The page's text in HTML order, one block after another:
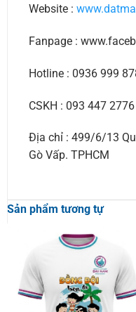
Website :
Fanpage :
Hotline : 0936 999
CSKH : 093 447
Địa chỉ : 499/6/13
Gò Vấp. TPHCM
Sản phẩm tương tự